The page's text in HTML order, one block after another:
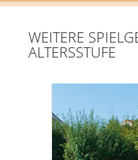
WEITERE
ALTERSSTUFE